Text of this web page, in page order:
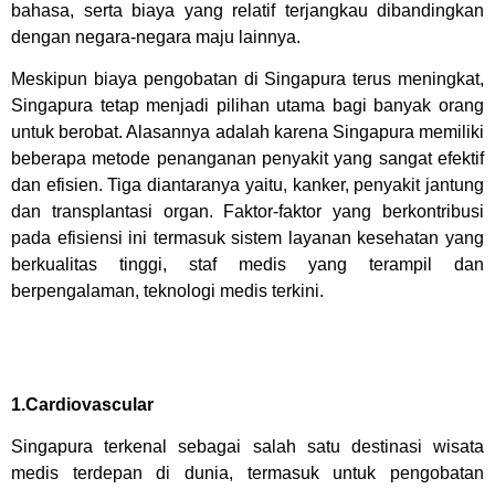
bahasa, serta biaya yang relatif terjangkau dibandingkan
dengan negara-negara maju lainnya.
Meskipun biaya pengobatan di Singapura terus meningkat,
Singapura tetap menjadi pilihan utama bagi banyak orang
untuk berobat. Alasannya adalah karena Singapura memiliki
beberapa metode penanganan penyakit yang sangat efektif
dan efisien. Tiga diantaranya yaitu, kanker, penyakit jantung
dan transplantasi organ. Faktor-faktor yang berkontribusi
pada efisiensi ini termasuk sistem layanan kesehatan yang
berkualitas tinggi, staf medis yang terampil dan
berpengalaman, teknologi medis terkini.
1.Cardiovascular
Singapura terkenal sebagai salah satu destinasi wisata
medis terdepan di dunia, termasuk untuk pengobatan